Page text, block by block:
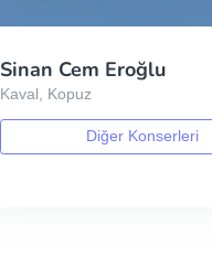
Sinan Cem Eroğlu
Kaval, Kopuz
Diğer Konserleri